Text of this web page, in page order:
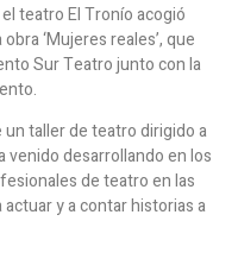
teatro El Tronío acogió
‘Mujeres reales’, que
Sur Teatro junto con la
taller de teatro dirigido a
venido desarrollando en los
de teatro en las
y a contar historias a